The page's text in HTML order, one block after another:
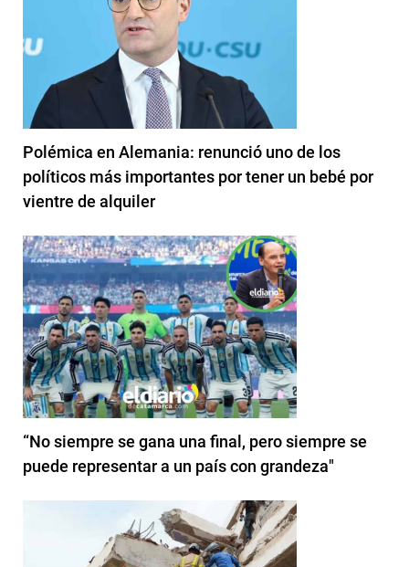
Polémica en Alemania: renunció uno de los
políticos más importantes por tener un bebé por
vientre de alquiler
“No siempre se gana una final, pero siempre se
puede representar a un país con grandeza"